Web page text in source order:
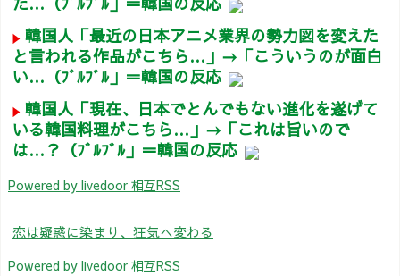
韓国人「最近の日本アニメ業界の勢力図を変えた
と言われる作品がこちら…」→「こういうのが面白
い…（ﾌﾞﾙﾌﾞﾙ」＝韓国の反応
韓国人「現在、日本でとんでもない進化を遂げて
いる韓国料理がこちら…」→「これは旨いので
は…？（ﾌﾞﾙﾌﾞﾙ」＝韓国の反応
Powered by livedoor 相互RSS
恋は疑惑に染まり、狂気へ変わる
Powered by livedoor 相互RSS